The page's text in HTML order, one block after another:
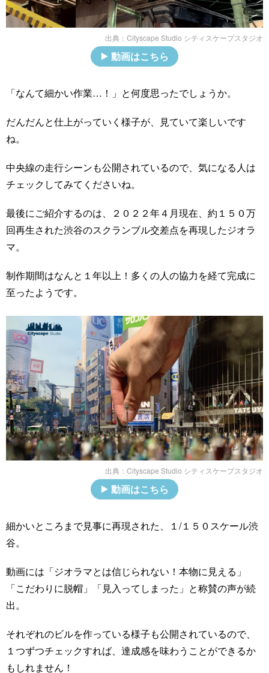
出典： Cityscape Studio シティスケープスタジオ
動画はこちら
「なんて細かい作業…！」と何度思ったでしょうか。
だんだんと仕上がっていく様子が、見ていて楽しいです
ね。
中央線の走行シーンも公開されているので、気になる人は
チェックしてみてくださいね。
最後にご紹介するのは、２０２２年４月現在、約１５０万
回再生された渋谷のスクランブル交差点を再現したジオラ
マ。
制作期間はなんと１年以上！多くの人の協力を経て完成に
至ったようです。
出典： Cityscape Studio シティスケープスタジオ
動画はこちら
細かいところまで見事に再現された、１/１５０スケール渋
谷。
動画には「ジオラマとは信じられない！本物に見える」
「こだわりに脱帽」「見入ってしまった」と称賛の声が続
出。
それぞれのビルを作っている様子も公開されているので、
１つずつチェックすれば、達成感を味わうことができるか
もしれません！